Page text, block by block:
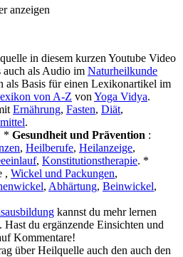
anzeigen
in diesem kurzen Youtube Video
auch als Audio im Naturheilkunde
als Basis für einen Lexikonartikel im
von A-Z von Yoga Vidya.
Ernährung, Fasten, Diät,
.
* Gesundheit und Prävention :
, Heilberufe, Heilanzeige,
, Konstitutionstherapie. *
, Wickel und Packungen,
, Abhärtung, Beinwickel,
kannst du mehr lernen
du ergänzende Einsichten und
Kommentare!
über Heilquelle auch den auch den